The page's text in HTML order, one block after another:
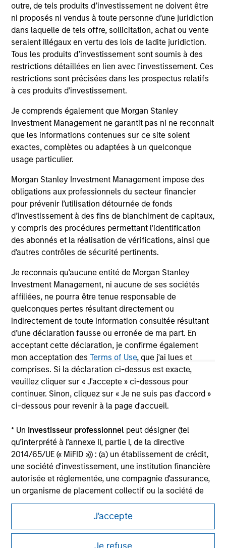
outre, de tels produits d’investissement ne doivent être
ni proposés ni vendus à toute personne d’une juridiction
dans laquelle de tels offre, sollicitation, achat ou vente
seraient illégaux en vertu des lois de ladite juridiction.
Tous les produits d’investissement sont soumis à des
restrictions détaillées en lien avec l'investissement. Ces
restrictions sont précisées dans les prospectus relatifs
à ces produits d'investissement.
Je comprends également que Morgan Stanley
Investment Management ne garantit pas ni ne reconnait
que les informations contenues sur ce site soient
exactes, complètes ou adaptées à un quelconque
usage particulier.
Morgan Stanley Investment Management impose des
obligations aux professionnels du secteur financier
pour prévenir l’utilisation détournée de fonds
d’investissement à des fins de blanchiment de capitaux,
y compris des procédures permettant l'identification
des abonnés et la réalisation de vérifications, ainsi que
d'autres contrôles de sécurité pertinents.
Je reconnais qu'aucune entité de Morgan Stanley
Investment Management, ni aucune de ses sociétés
affiliées, ne pourra être tenue responsable de
quelconques pertes résultant directement ou
indirectement de toute information consultée résultant
d’une déclaration fausse ou erronée de ma part. En
acceptant cette déclaration, je confirme également
mon acceptation desTerms of Use, que j'ai lues et
comprises. Si la déclaration ci-dessus est exacte,
veuillez cliquer sur « J'accepte » ci-dessous pour
continuer. Sinon, cliquez sur « Je ne suis pas d'accord »
ci-dessous pour revenir à la page d'accueil.
* Un Investisseur professionnel peut désigner (tel
qu’interprété à l’annexe II, partie I, de la directive
2014/65/UE (« MiFID »)) : (a) un établissement de crédit,
une société d'investissement, une institution financière
autorisée et réglementée, une compagnie d'assurance,
un organisme de placement collectif ou la société de
gestion de cet organisme, un fonds de pension ou la
société de gestion de ce fonds, une société de
négociation de matières premières ou d’instruments
J'accepte
Equity Market Monitor – Q2 2026
Overview of the current landscape across
equity markets.
14-JUL-2026
May not represent all Team Members.
The information on this page is for informational
purposes only. The information contained herein does
not constitute and should not be construed as an
solicitation of an offer to buy any securities in any
jurisdiction in which such offer or solicitation,
purchase or sale would be unlawful under the
securities, insurance or other laws of such jurisdiction.
All investing involves risks, including a loss of principal.
Please refer to the strategy detail page for important
information on the strategy, including additional risk
considerations.
Morgan Stanley